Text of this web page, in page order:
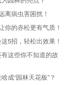
离病虫害困扰！
你的赤松更有气质！
5招，轻松出效果！
这些你不知道的故
成“园林天花板”？